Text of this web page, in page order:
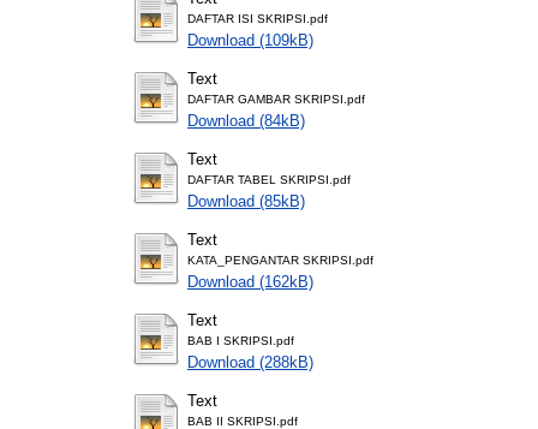
DAFTAR ISI SKRIPSI.pdf
Download (109kB)
Text
DAFTAR GAMBAR SKRIPSI.pdf
Download (84kB)
Text
DAFTAR TABEL SKRIPSI.pdf
Download (85kB)
Text
KATA_PENGANTAR SKRIPSI.pdf
Download (162kB)
Text
BAB I SKRIPSI.pdf
Download (288kB)
Text
BAB II SKRIPSI.pdf